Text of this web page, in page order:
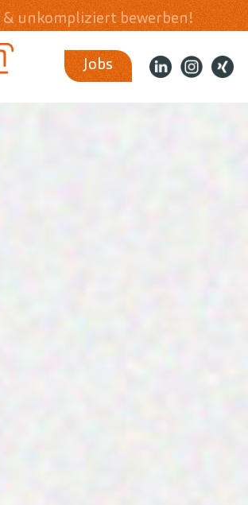
& unkompliziert bewerben!
Jobs